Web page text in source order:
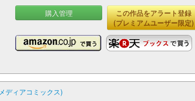
購入管理
この作品をアラート登録
(プレミアムユーザー限定)
ディアコミックス)